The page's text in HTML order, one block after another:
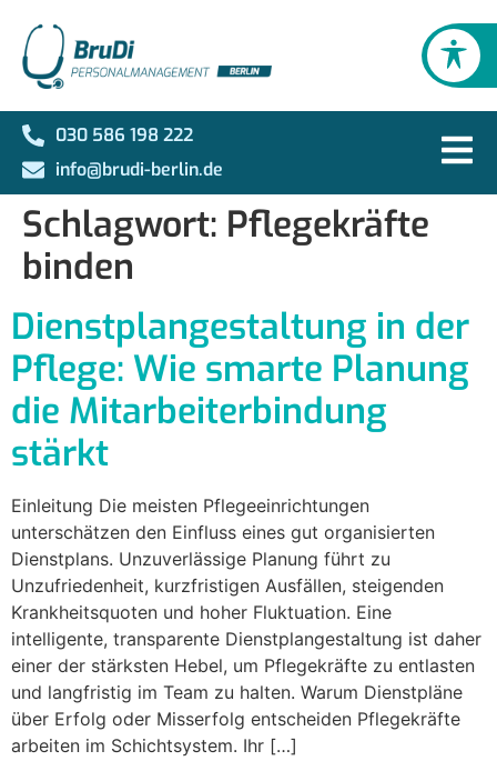
030 586 198 222
info@brudi-berlin.de
Schlagwort: Pflegekräfte
binden
Dienstplangestaltung in der
Pflege: Wie smarte Planung
die Mitarbeiterbindung
stärkt
Einleitung Die meisten Pflegeeinrichtungen
unterschätzen den Einfluss eines gut organisierten
Dienstplans. Unzuverlässige Planung führt zu
Unzufriedenheit, kurzfristigen Ausfällen, steigenden
Krankheitsquoten und hoher Fluktuation. Eine
intelligente, transparente Dienstplangestaltung ist daher
einer der stärksten Hebel, um Pflegekräfte zu entlasten
und langfristig im Team zu halten. Warum Dienstpläne
über Erfolg oder Misserfolg entscheiden Pflegekräfte
arbeiten im Schichtsystem. Ihr […]